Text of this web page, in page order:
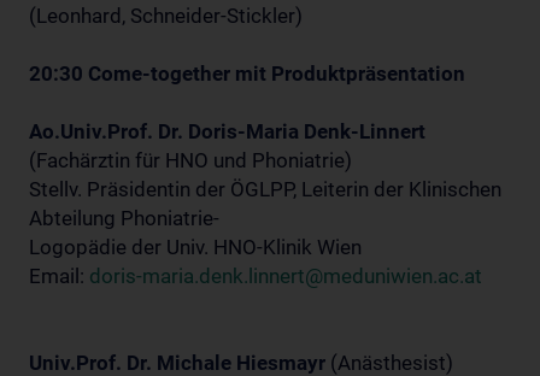
(Leonhard, Schneider-Stickler)
20:30 Come-together mit Produktpräsentation
Ao.Univ.Prof. Dr. Doris-Maria Denk-Linnert
(Fachärztin für HNO und Phoniatrie)
Stellv. Präsidentin der ÖGLPP, Leiterin der Klinischen
Abteilung Phoniatrie-
Logopädie der Univ. HNO-Klinik Wien
Email: doris-maria.denk.linnert@meduniwien.ac.at
Univ.Prof. Dr. Michale Hiesmayr (Anästhesist)